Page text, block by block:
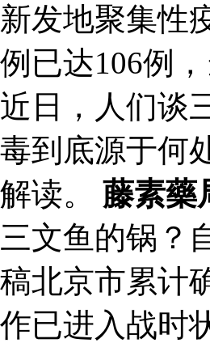
新发地聚集性
例已达106例
近日，人们谈
毒到底源于何
解读。 藤素藥
三文鱼的锅？
稿北京市累计
作已进入战时